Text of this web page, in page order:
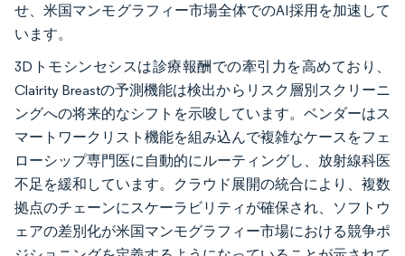
せ、米国マンモグラフィー市場全体でのAI採用を加速して
います。
3Dトモシンセシスは診療報酬での牽引力を高めており、
Clairity Breastの予測機能は検出からリスク層別スクリーニ
ングへの将来的なシフトを示唆しています。ベンダーはス
マートワークリスト機能を組み込んで複雑なケースをフェ
ローシップ専門医に自動的にルーティングし、放射線科医
不足を緩和しています。クラウド展開の統合により、複数
拠点のチェーンにスケーラビリティが確保され、ソフトウ
ェアの差別化が米国マンモグラフィー市場における競争ポ